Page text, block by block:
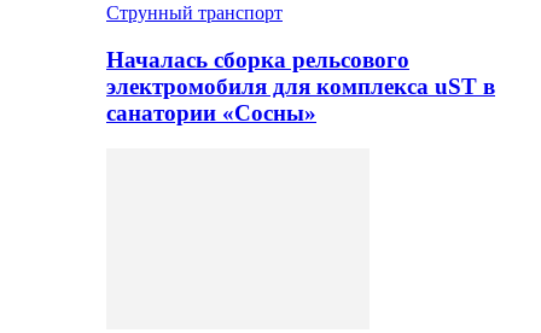
Струнный транспорт
Началась сборка рельсового
электромобиля для комплекса uST в
санатории «Сосны»